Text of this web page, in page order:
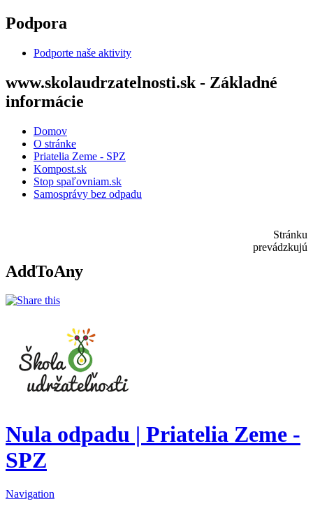
Skočiť na hlavný obsah
Podpora
Podporte naše aktivity
www.skolaudrzatelnosti.sk - Základné
informácie
Domov
O stránke
Priatelia Zeme - SPZ
Kompost.sk
Stop spaľovniam.sk
Samosprávy bez odpadu
Stránku
prevádzkujú
AddToAny
Nula odpadu | Priatelia Zeme -
SPZ
Navigation